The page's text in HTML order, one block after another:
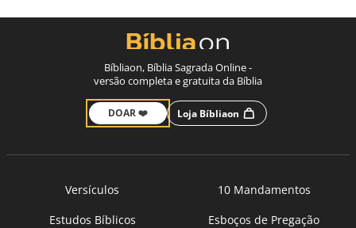
Bíbliaon, Bíblia Sagrada Online -
versão completa e gratuita da Bíblia
DOAR ❤️ Loja Bíbliaon
Versículos
10 Mandamentos
Estudos Bíblicos
Esboços de Pregação